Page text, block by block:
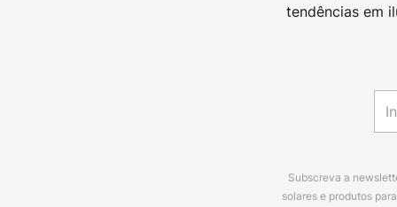
tendências em
Subscreva a
solares e produtos